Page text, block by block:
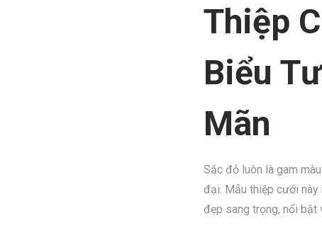
Thiệp
Biểu
Mãn
Sắc đỏ luôn là gam
đại. Mẫu thiệp cưới này
đẹp sang trọng, nổi bật